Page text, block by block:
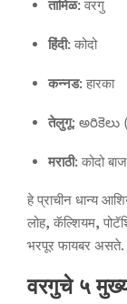
तामिळ:वरगु
हिंदी:कोदो
कन्नड:हारका
तेलुगू:అరికెలు
मराठी:कोदो
हे प्राचीन धान्य
लोह, कॅल्शियम,
भरपूर फायबर असते.
वरगुचे ५